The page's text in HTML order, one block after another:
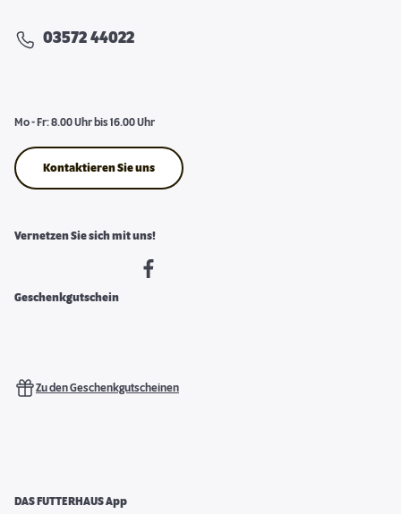
03572 44022
Mo - Fr: 8.00 Uhr bis 16.00 Uhr
Kontaktieren Sie uns
Vernetzen Sie sich mit uns!
Geschenkgutschein
Zu den Geschenkgutscheinen
DAS FUTTERHAUS App